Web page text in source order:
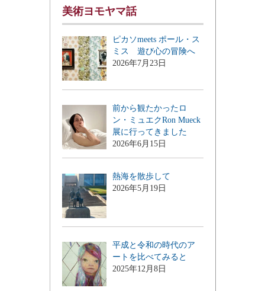
美術ヨモヤマ話
ピカソmeets ポール・ス
ミス 遊び心の冒険へ
2026年7月23日
前から観たかったロ
ン・ミュエクRon Mueck
展に行ってきました
2026年6月15日
熱海を散歩して
2026年5月19日
平成と令和の時代のア
ートを比べてみると
2025年12月8日